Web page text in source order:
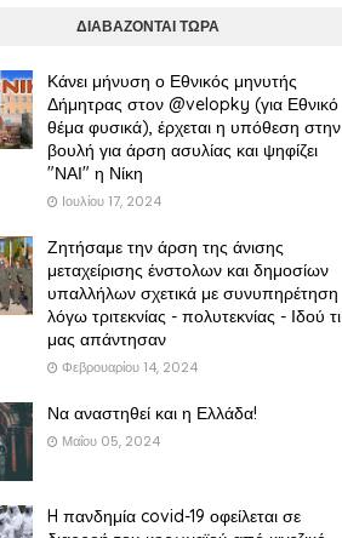
ΔΙΑΒΑΖΟΝΤΑΙ ΤΩΡΑ
Κάνει μήνυση ο Εθνικός μηνυτής
Δήμητρας στον @velopky (για Εθνικό
θέμα φυσικά), έρχεται η υπόθεση στην
βουλή για άρση ασυλίας και ψηφίζει
"ΝΑΙ" η Νίκη
Ιουλίου 17, 2024
Ζητήσαμε την άρση της άνισης
μεταχείρισης ένστολων και δημοσίων
υπαλλήλων σχετικά με συνυπηρέτηση
λόγω τριτεκνίας - πολυτεκνίας - Ιδού τι
μας απάντησαν
Φεβρουαρίου 14, 2024
Να αναστηθεί και η Ελλάδα!
Μαΐου 05, 2024
H πανδημία covid-19 οφείλεται σε